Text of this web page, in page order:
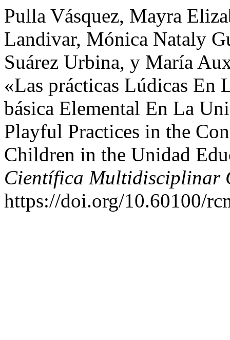
Pulla Vásquez, Mayra
Landivar, Mónica Nataly
Suárez Urbina, y María
«Las prácticas Lúdicas En
básica Elemental En La
Playful Practices in the
Children in the Unidad
Científica Multidisciplinar
https://doi.org/10.60100/